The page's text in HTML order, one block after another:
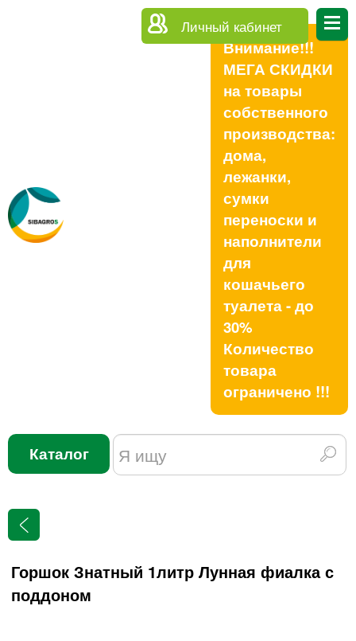
Личный кабинет
Внимание!!!
МЕГА СКИДКИ
на товары
собственного
производства:
дома,
лежанки,
сумки
переноски и
наполнители
для
кошачьего
туалета - до
30%
Количество
товара
ограничено !!!
Каталог
Горшок Знатный 1литр Лунная фиалка с
поддоном